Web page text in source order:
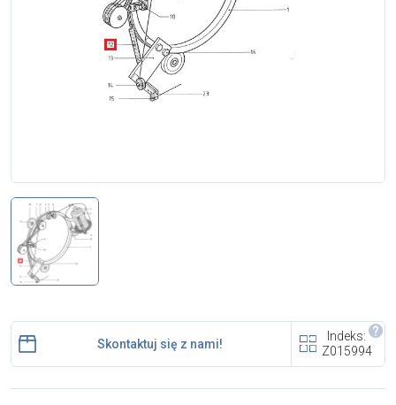
Dowiedz się więcej
Aktualności i porady
Płatności i dostawa
Polityka prywatności
i cookies
Skontaktuj się z nami
Skontaktuj się z nami!
Indeks:
Z015994